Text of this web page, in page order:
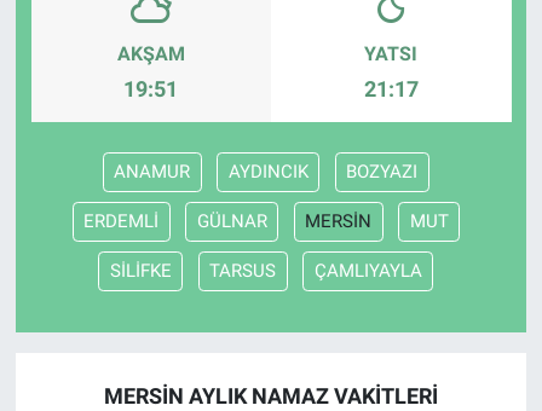
AKŞAM
19:51
YATSI
21:17
ANAMUR AYDINCIK BOZYAZI
ERDEMLİ GÜLNAR MERSİN MUT
SİLİFKE TARSUS ÇAMLIYAYLA
MERSİN AYLIK NAMAZ VAKITLERI